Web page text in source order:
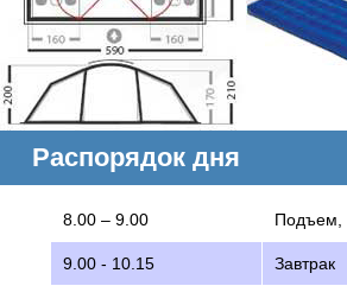
Распорядок дня
8.00 – 9.00 Подъем,
9.00 - 10.15 Завтрак